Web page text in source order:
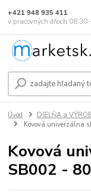
+421 948 935 411
v pracovných dňoch 08.30
Úvod DIELŇA a
Kovová univerzálna
Kovová
SB002 -